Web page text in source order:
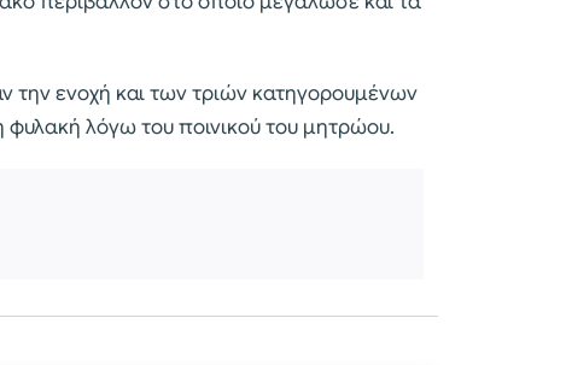
την ενοχή και των τριών κατηγορουμένων
λόγω του ποινικού του μητρώου.